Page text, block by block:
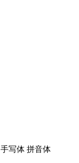
手写体 拼音体